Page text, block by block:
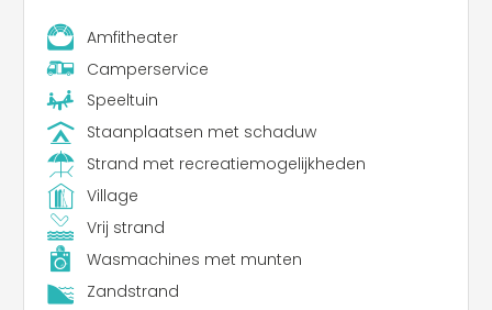
Amfitheater
Camperservice
Speeltuin
Staanplaatsen met schaduw
Strand met recreatiemogelijkheden
Village
Vrij strand
Wasmachines met munten
Zandstrand